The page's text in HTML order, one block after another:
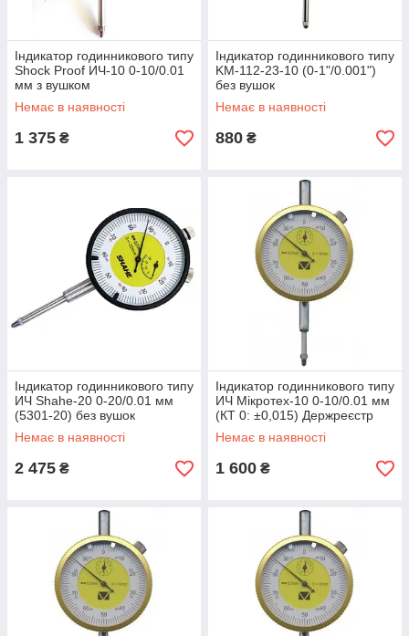
Індикатор годинникового типу
Shock Proof ИЧ-10 0-10/0.01
мм з вушком
Немає в наявності
1 375 ₴
Індикатор годинникового типу
KM-112-23-10 (0-1"/0.001")
без вушок
Немає в наявності
880 ₴
Індикатор годинникового типу
ИЧ Shahe-20 0-20/0.01 мм
(5301-20) без вушок
Немає в наявності
2 475 ₴
Індикатор годинникового типу
ИЧ Мікротех-10 0-10/0.01 мм
(КТ 0: ±0,015) Держреєстр
України №У3071-10
Немає в наявності
1 600 ₴